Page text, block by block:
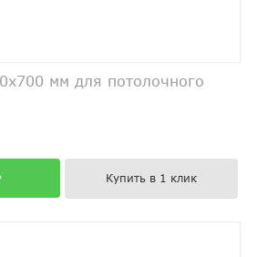
мм для потолочного
Купить в 1 клик